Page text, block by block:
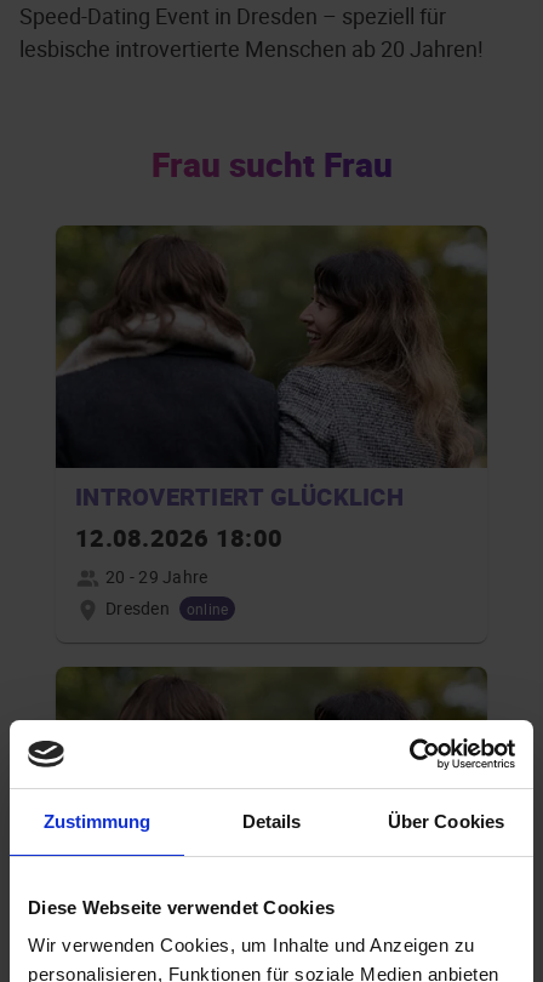
Zustimmung Details Über Cookies
Diese Webseite verwendet Cookies
Wir verwenden Cookies, um Inhalte und Anzeigen zu
personalisieren, Funktionen für soziale Medien anbieten
Speed-Dating Event in Dresden – speziell für
lesbische introvertierte Menschen ab 20 Jahren!
Frau sucht Frau
INTROVERTIERT GLÜCKLICH
12.08.2026 18:00
20 - 29 Jahre
Dresden
online
INTROVERTIERT GLÜCKLICH